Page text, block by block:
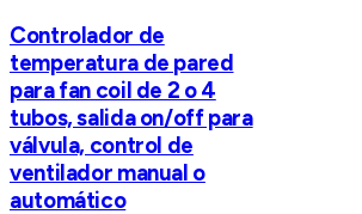
Controlador de
temperatura de pared
para fan coil de 2 o 4
tubos, salida on/off para
válvula, control de
ventilador manual o
automático